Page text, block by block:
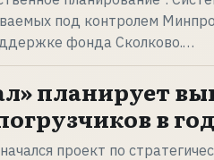
под контролем
фонда Сколково.…
планирует
в год
проект по